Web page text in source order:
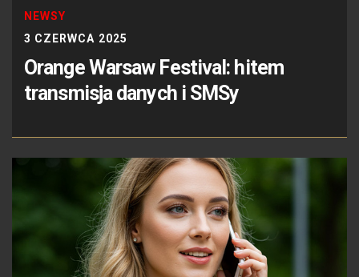
NEWSY
3 CZERWCA 2025
Orange Warsaw Festival: hitem
transmisja danych i SMSy